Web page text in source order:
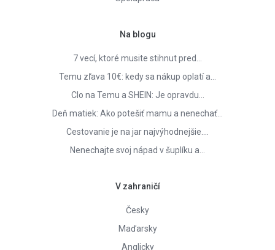
Na blogu
7 vecí, ktoré musite stihnut pred…
Temu zľava 10€: kedy sa nákup oplatí a…
Clo na Temu a SHEIN: Je opravdu…
Deň matiek: Ako potešiť mamu a nenechať…
Cestovanie je na jar najvýhodnejšie.…
Nenechajte svoj nápad v šuplíku a…
V zahraničí
Česky
Maďarsky
Anglicky